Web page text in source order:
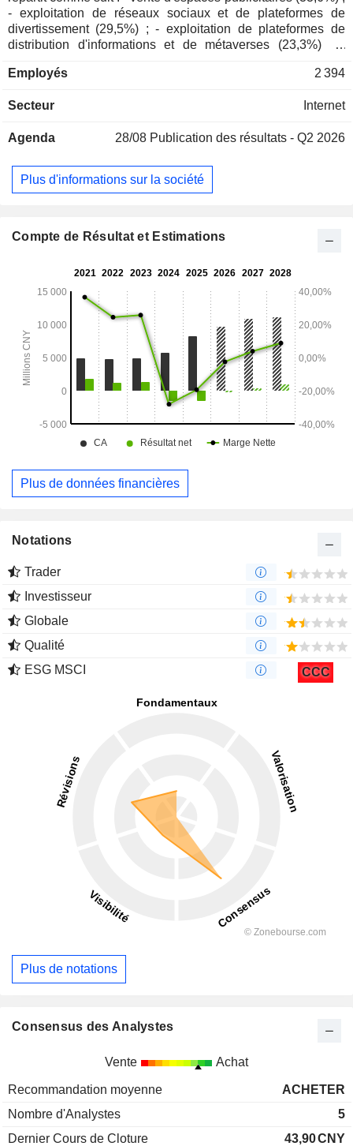
- exploitation de réseaux sociaux et de plateformes de
divertissement (29,5%) ; - exploitation de plateformes de
distribution d'informations et de métaverses (23,3%) ; -
développement de technologies Internet (0,5%) ; - autres
Employés 2 394
Secteur Internet
Agenda 28/08 Publication des résultats - Q2 2026
Plus d'informations sur la société
Compte de Résultat et Estimations
Plus de données financières
Notations
Trader
Investisseur
Globale
Qualité
ESG MSCI
CCC
Plus de notations
Consensus des Analystes
Vente Achat
Recommandation moyenne
ACHETER
Nombre d'Analystes
5
Dernier Cours de Cloture
43,90CNY